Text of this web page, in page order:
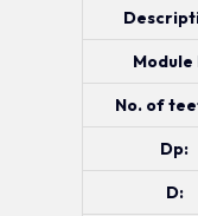
Module
No. of
Dp:
D: